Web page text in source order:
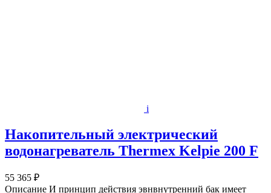
i
Накопительный электрический
водонагреватель Thermex Kelpie 200 F
55 365 ₽
Описание И принцип действия эвнвнутренний бак имеет